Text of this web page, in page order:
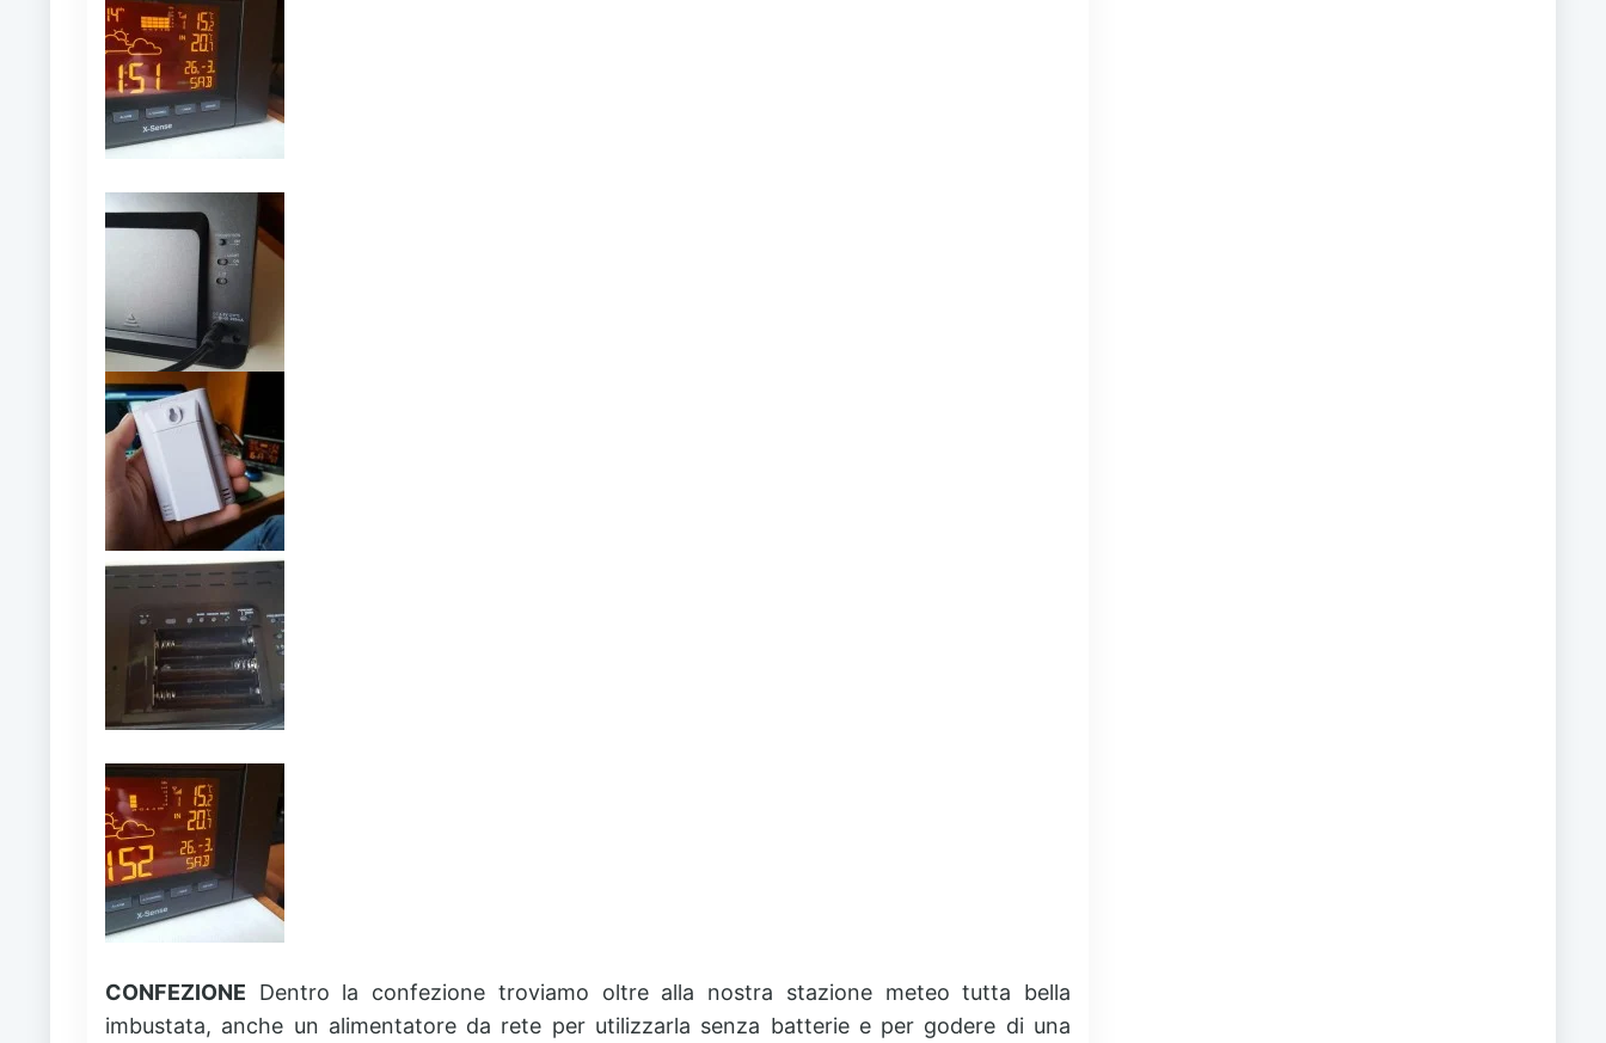
CONFEZIONE Dentro la confezione troviamo oltre alla nostra stazione meteo tutta bella
imbustata, anche un alimentatore da rete per utilizzarla senza batterie e per godere di una